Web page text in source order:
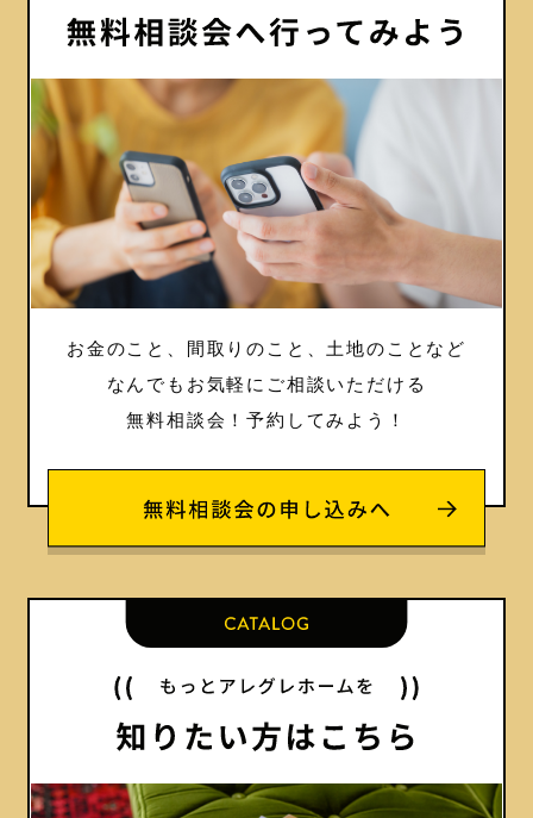
お金のこと、間取りのこと、土地のことなど
なんでもお気軽にご相談いただける
無料相談会！予約してみよう！